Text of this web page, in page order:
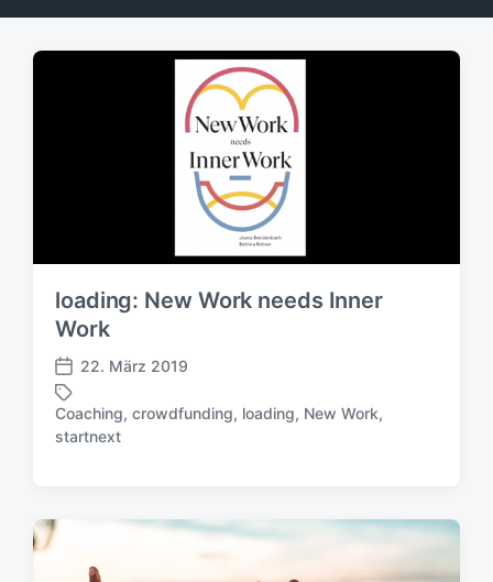
loading: New Work needs Inner
Work
V
e
r
ö
e
n
22. März 2019
a
Coaching, crowdfunding, loading, New Work,
startnext